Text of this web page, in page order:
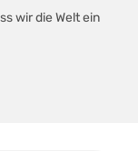
wir die Welt ein